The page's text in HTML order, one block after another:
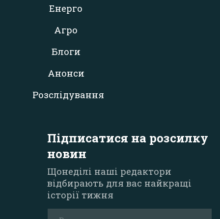
Енерго
Агро
Блоги
Анонси
Розслідування
Підписатися на розсилку
новин
Щонеділі наші редактори
відбирають для вас найкращі
історії тижня